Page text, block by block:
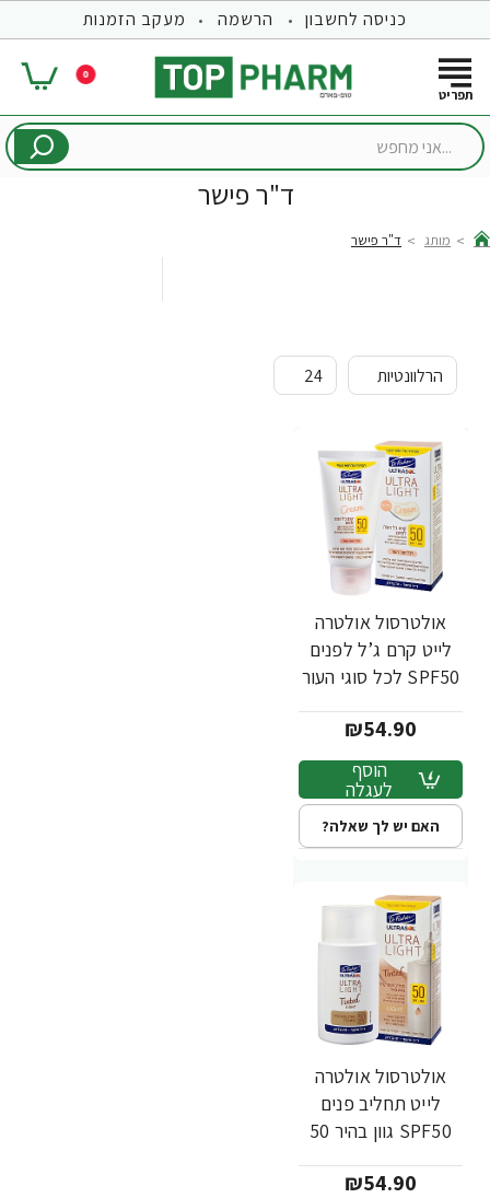
כניסה לחשבון הרשמה מעקב הזמנות
0
...אני
ד"ר פישר
מותג ד"ר פישר
אולטרסול אולטרה
לייט קרם ג’ל לפנים
SPF50 לכל סוגי העור
₪54.90
הוסף
לעגלה
האם יש לך שאלה?
אולטרסול אולטרה
לייט תחליב פנים
SPF50 גוון בהיר 50
₪54.90